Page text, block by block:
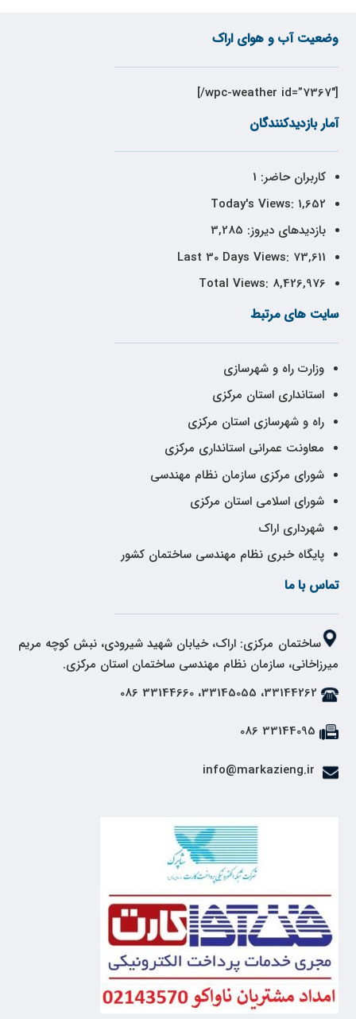
وضعیت آب و هوای اراک
[wpc-weather id=”7367″/]
آمار بازدیدکنندگان
کاربران حاضر: 1
Today's Views: 1,652
بازدیدهای دیروز: 3,285
Last 30 Days Views: 73,611
Total Views: 8,426,976
سایت های مرتبط
وزارت راه و شهرسازی
استانداری استان مرکزی
راه و شهرسازی استان مرکزی
معاونت عمرانی استانداری مرکزی
شورای مرکزی سازمان نظام مهندسی
شورای اسلامی استان مرکزی
شهرداری اراک
پایگاه خبری نظام مهندسی ساختمان کشور
تماس با ما
ساختمان مرکزی: اراک، خیابان شهید شیرودی، نبش کوچه مریم
میرزاخانی، سازمان نظام مهندسی ساختمان استان مرکزی.
33144262، 33145055، 33144660 086
33144095 086